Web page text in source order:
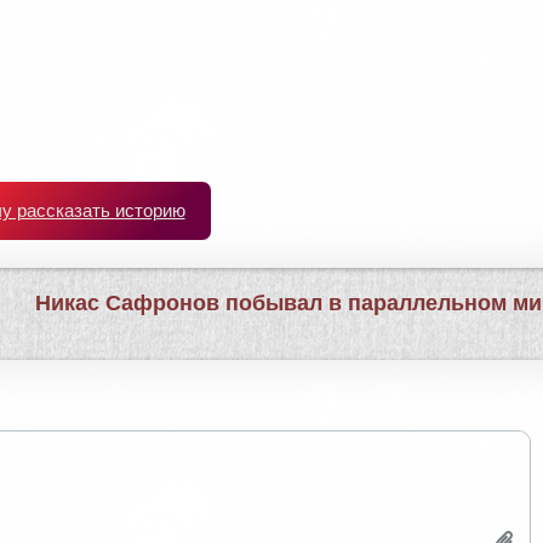
рассказать историю
Никас Сафронов побывал в параллельном